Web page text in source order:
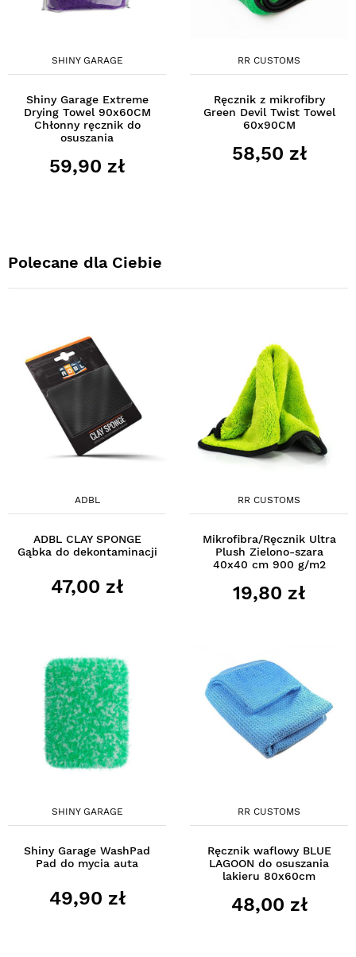
SHINY GARAGE
Shiny Garage Extreme
Drying Towel 90x60CM
Chłonny ręcznik do
osuszania
59,90 zł
RR CUSTOMS
Ręcznik z mikrofibry
Green Devil Twist Towel
60x90CM
58,50 zł
Polecane dla Ciebie
ADBL
ADBL CLAY SPONGE
Gąbka do dekontaminacji
47,00 zł
RR CUSTOMS
Mikrofibra/Ręcznik Ultra
Plush Zielono-szara
40x40 cm 900 g/m2
19,80 zł
SHINY GARAGE
Shiny Garage WashPad
Pad do mycia auta
49,90 zł
RR CUSTOMS
Ręcznik waflowy BLUE
LAGOON do osuszania
lakieru 80x60cm
48,00 zł